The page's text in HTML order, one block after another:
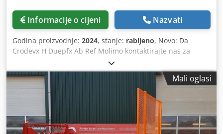
Informacije o cijeni Nazvati
Godina proizvodnje: 2024, stanje: rabljeno, Novo: Da
Crodevx H Duepfx Ab Ref Molimo kontaktirajte nas za
Mali oglasi